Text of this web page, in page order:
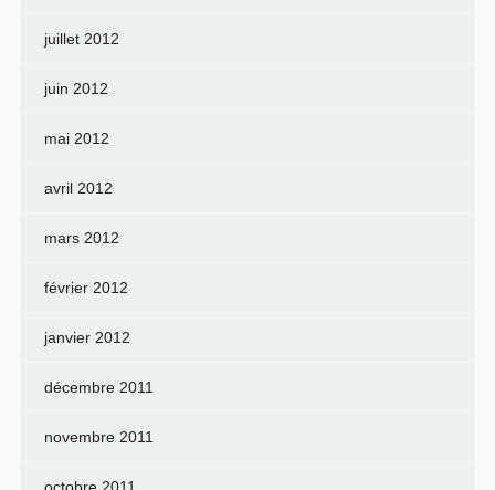
juillet 2012
juin 2012
mai 2012
avril 2012
mars 2012
février 2012
janvier 2012
décembre 2011
novembre 2011